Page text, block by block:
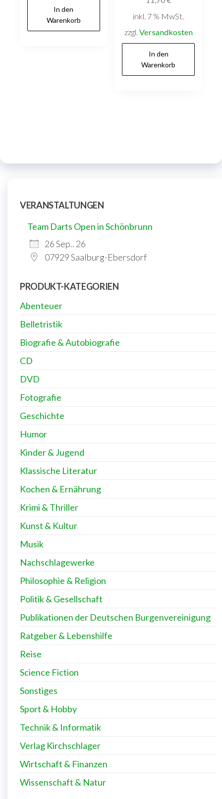
In den
Warenkorb
inkl. 7 % MwSt.
zzgl. Versandkosten
In den
Warenkorb
VERANSTALTUNGEN
Team Darts Open in Schönbrunn
26 Sep.. 26
07929 Saalburg-Ebersdorf
PRODUKT-KATEGORIEN
Abenteuer
Belletristik
Biografie & Autobiografie
CD
DVD
Fotografie
Geschichte
Humor
Kinder & Jugend
Klassische Literatur
Kochen & Ernährung
Krimi & Thriller
Kunst & Kultur
Musik
Nachschlagewerke
Philosophie & Religion
Politik & Gesellschaft
Publikationen der Deutschen Burgenvereinigung
Ratgeber & Lebenshilfe
Reise
Science Fiction
Sonstiges
Sport & Hobby
Technik & Informatik
Verlag Kirchschlager
Wirtschaft & Finanzen
Wissenschaft & Natur